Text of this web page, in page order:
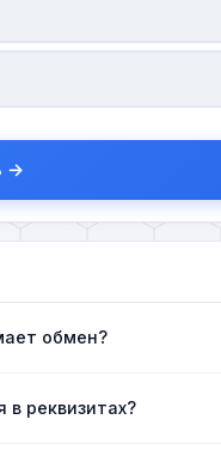
→
обмен?
реквизитах?